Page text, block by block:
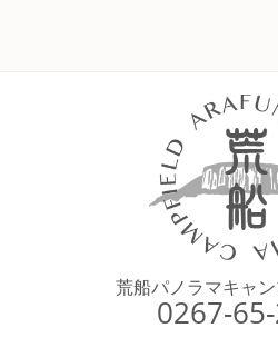
荒船パノラマキャ
0267-